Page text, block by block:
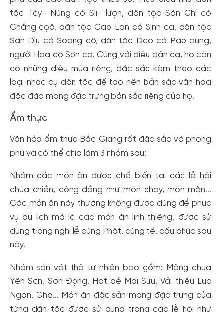
tộc Tày- Nùng có Sli- lượn, dân tộc Sán Chí có
Cnắng cọô, dân tộc Cao Lan có Sịnh ca, dân tộc
Sán Dìu có Soọng cô, dân tộc Dao có Páo dung,
người Hoa có Sơn ca. Cùng với điệu dân ca, họ còn
có những điệu múa riêng, đặc sắc kèm theo các
loại nhạc cụ dân tộc để tạo nên bản sắc văn hoá
độc đáo mang đặc trưng bản sắc riêng của họ.
Ẩm thực
Văn hóa ẩm thực Bắc Giang rất đặc sắc và phong
phú và có thể chia làm 3 nhóm sau:
Nhóm các món ăn được chế biến tại các lễ hội
chùa chiền, cộng đồng như món chay, món mặn...
Các món ăn này thường không được dùng để phục
vụ du lịch mà là các món ăn linh thiêng, được sử
dụng trong nghi lễ cúng Phật, cúng tế, cầu phúc sau
này.
Nhóm sản vật thô tự nhiên bao gồm: Măng chua
Yên Sơn, Sơn Động, Hạt dẻ Mai Sưu, Vải thiều Lục
Ngạn, Ghẹ... Món ăn đặc sản mang đặc trưng của
từng dân tộc được sử dụng trong các lễ hội như